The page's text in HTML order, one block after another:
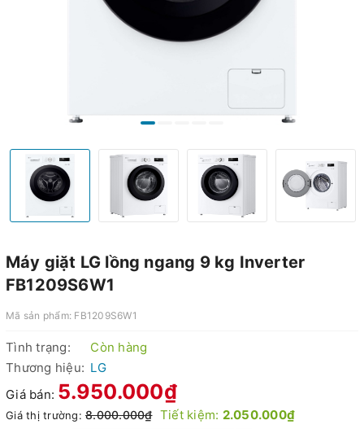
Máy giặt LG lồng ngang 9 kg Inverter
FB1209S6W1
Mã sản phẩm: FB1209S6W1
Tình trạng:
Còn hàng
Thương hiệu: LG
Giá bán: 5.950.000₫
Giá thị trường: 8.000.000₫ Tiết kiệm: 2.050.000₫